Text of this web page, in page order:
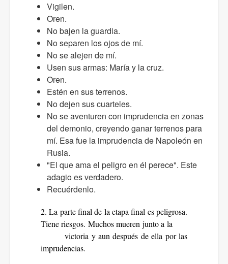
Vigilen.
Oren.
No bajen la guardia.
No separen los ojos de mí.
No se alejen de mí.
Usen sus armas: María y la cruz.
Oren.
Estén en sus terrenos.
No dejen sus cuarteles.
No se aventuren con imprudencia en zonas
del demonio, creyendo ganar terrenos para
mí. Esa fue la imprudencia de Napoleón en
Rusia.
"El que ama el peligro en él perece". Este
adagio es verdadero.
Recuérdenlo.
2. La parte final de la etapa final es peligrosa.
Tiene riesgos. Muchos mueren junto a la
victoria y aun después de ella por las
imprudencias.